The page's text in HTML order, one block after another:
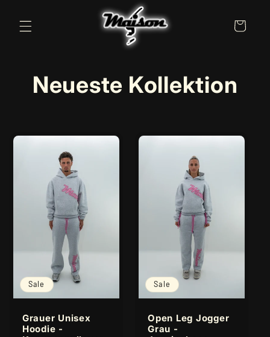
Inhalt
Warenkorb
Neueste Kollektion
Sale
Grauer Unisex
Hoodie -
Sale
Open Leg Jogger
Grau -